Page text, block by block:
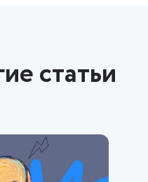
статьи